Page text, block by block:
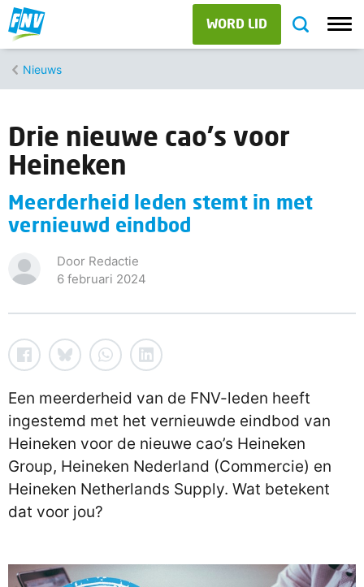
WORD LID
Nieuws
Drie nieuwe cao's voor
Heineken
Meerderheid leden stemt in met
vernieuwd eindbod
Door Redactie
6 februari 2024
Een meerderheid van de FNV-leden heeft
ingestemd met het vernieuwde eindbod van
Heineken voor de nieuwe cao’s Heineken
Group, Heineken Nederland (Commercie) en
Heineken Netherlands Supply. Wat betekent
dat voor jou?